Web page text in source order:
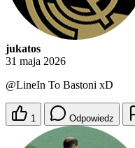
jukatos
31 maja 2026
@LineIn To Bastoni xD
1 Odpowiedz